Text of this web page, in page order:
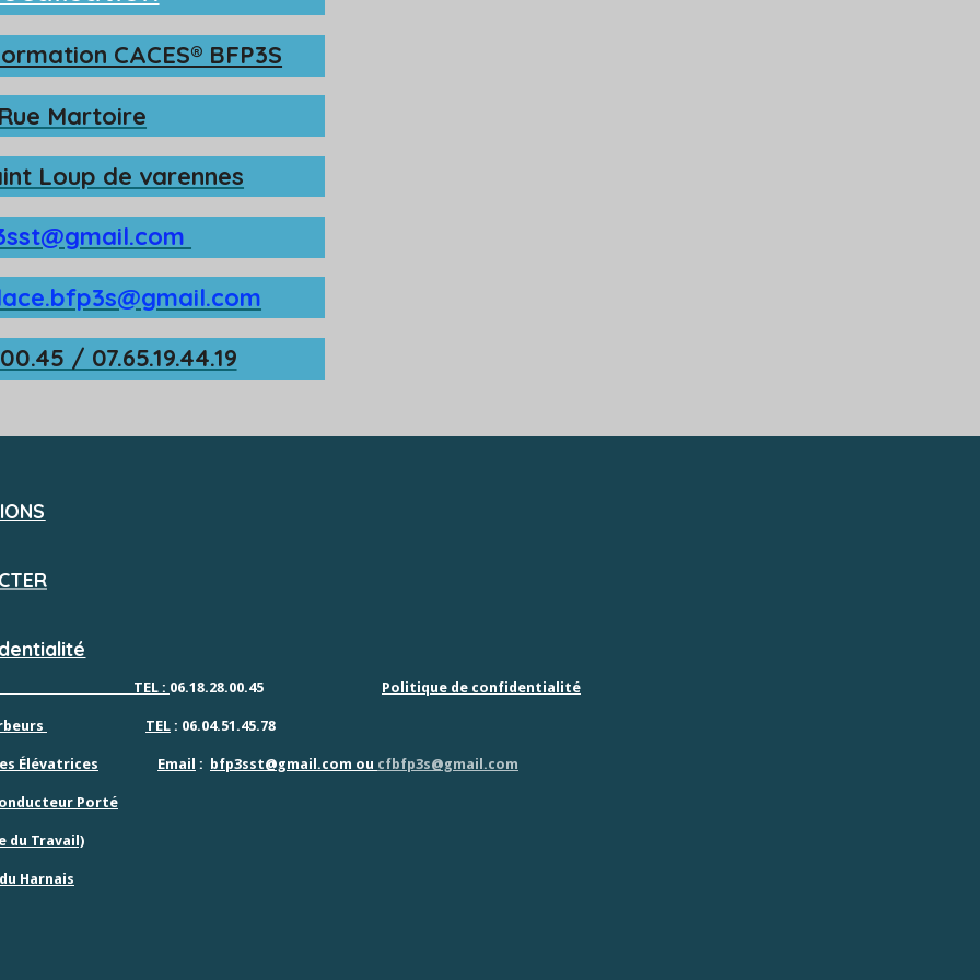
b
o
o
k
s
A
p
p
e
d
I
n
CACES® BFP3S
Martoire
Loup de varennes
/ 07.65.19.44.19
TEL : 06.18.28.00.45 Politique de confidentialité
TEL : 06.04.51.45.78
Élévatrices Email : bfp3sst@gmail.com ou cfbfp3s@gmail.com
Porté
du Travail)
Harnais